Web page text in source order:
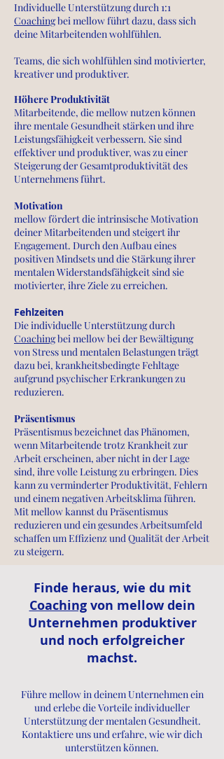
Individuelle Unterstützung durch 1:1
Coachingbei mellow führt dazu, dass sich
deine Mitarbeitenden wohlfühlen.
Teams, die sich wohlfühlen sind motivierter,
kreativer und produktiver.
Höhere Produktivität
Mitarbeitende, die mellow nutzen können
ihre mentale Gesundheit stärken und ihre
Leistungsfähigkeit verbessern. Sie sind
effektiver und produktiver, was zu einer
Steigerung der Gesamtproduktivität des
Unternehmens führt.
Motivation
mellow fördert die intrinsische Motivation
deiner Mitarbeitenden und steigert ihr
Engagement. Durch den Aufbau eines
positiven Mindsets und die Stärkung ihrer
mentalen Widerstandsfähigkeit sind sie
motivierter, ihre Ziele zu erreichen.
Fehlzeiten
Die individuelle Unterstützung durch
Coachingbei mellow bei der Bewältigung
von Stress und mentalen Belastungen trägt
dazu bei, krankheitsbedingte Fehltage
aufgrund psychischer Erkrankungen zu
reduzieren.
Präsentismus
Präsentismus bezeichnet das Phänomen,
wenn Mitarbeitende trotz Krankheit zur
Arbeit erscheinen, aber nicht in der Lage
sind, ihre volle Leistung zu erbringen. Dies
kann zu verminderter Produktivität, Fehlern
und einem negativen Arbeitsklima führen.
Mit mellow kannst du Präsentismus
reduzieren und ein gesundes Arbeitsumfeld
schaffen um Effizienz und Qualität der Arbeit
zu steigern.
Finde heraus, wie du mit
Coachingvon mellow dein
Unternehmen produktiver
und noch erfolgreicher
machst.
Führe mellow in deinem Unternehmen ein
und erlebe die Vorteile individueller
Unterstützung der mentalen Gesundheit.
Kontaktiere uns und erfahre, wie wir dich
unterstützen können.